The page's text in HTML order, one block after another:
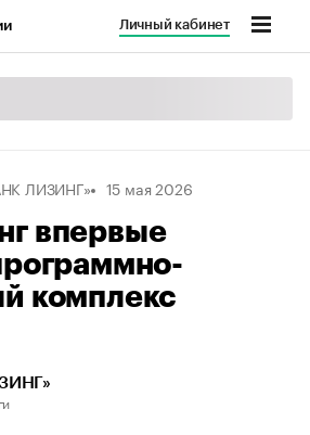
Личный кабинет
ЛИЗИНГ» 15 мая 2026
впервые
комплекс